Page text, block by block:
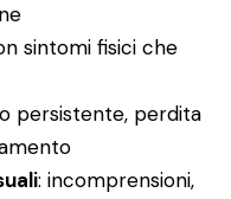
sintomi fisici che
persistente, perdita
: incomprensioni,